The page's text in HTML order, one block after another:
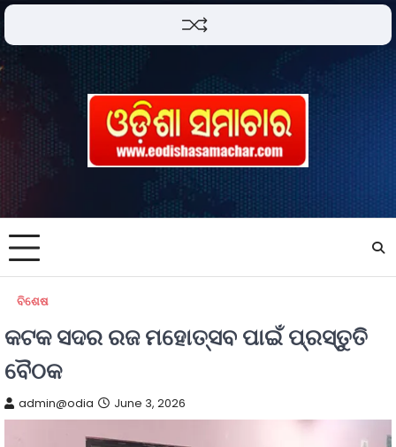
ବିଶେଷ
କଟକ ସଦର ରଜ ମହୋତ୍ସବ ପାଇଁ ପ୍ରସ୍ତୁତି
ବୈଠକ
admin@odia June 3, 2026